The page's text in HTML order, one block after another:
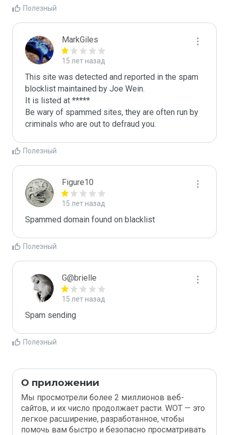
Полезный
MarkGiles
15 лет назад
This site was detected and reported in the spam
blocklist maintained by Joe Wein.
It is listed at *****
Be wary of spammed sites, they are often run by
criminals who are out to defraud you.
Полезный
Figure10
15 лет назад
Spammed domain found on blacklist
Полезный
G@brielle
15 лет назад
Spam sending
Полезный
О приложении
Мы просмотрели более 2 миллионов веб-
сайтов, и их число продолжает расти. WOT — это
легкое расширение, разработанное, чтобы
помочь вам быстро и безопасно просматривать